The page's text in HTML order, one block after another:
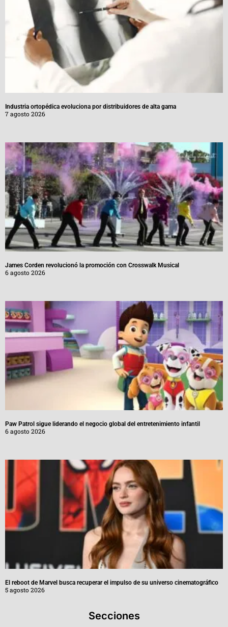
Industria ortopédica evoluciona por distribuidores de alta gama
7 agosto 2026
James Corden revolucionó la promoción con Crosswalk Musical
6 agosto 2026
Paw Patrol sigue liderando el negocio global del entretenimiento infantil
6 agosto 2026
El reboot de Marvel busca recuperar el impulso de su universo cinematográfico
5 agosto 2026
Secciones